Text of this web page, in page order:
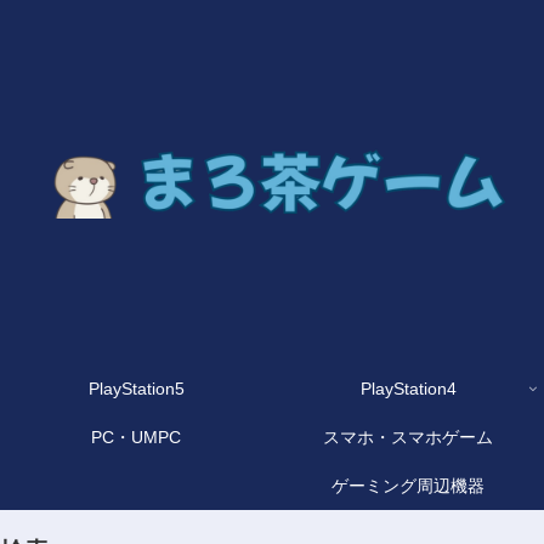
PlayStation5 PlayStation4
PC・UMPC スマホ・スマホゲーム
ゲーミング周辺機器